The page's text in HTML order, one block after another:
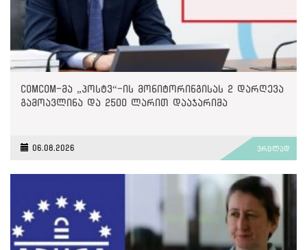
ComCom-მა „პოსტვ“-ის მონიტორინგისას 2 დარღევა
გამოავლინა და 2500 ლარით დააჯარიმა
06.08.2026 ვრცლად